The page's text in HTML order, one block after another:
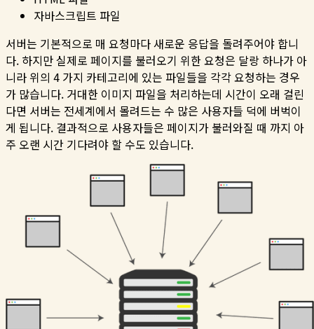
자바스크립트 파일
서버는 기본적으로 매 요청마다 새로운 응답을 돌려주어야 합니
다. 하지만 실제로 페이지를 불러오기 위한 요청은 달랑 하나가 아
니라 위의 4 가지 카테고리에 있는 파일들을 각각 요청하는 경우
가 많습니다. 거대한 이미지 파일을 처리하는데 시간이 오래 걸린
다면 서버는 전세계에서 몰려드는 수 많은 사용자들 덕에 버벅이
게 됩니다. 결과적으로 사용자들은 페이지가 불러와질 때 까지 아
주 오랜 시간 기다려야 할 수도 있습니다.